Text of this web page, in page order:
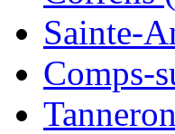
Sainte-
Comps-